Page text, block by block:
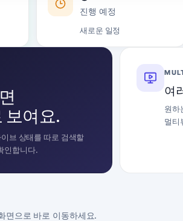
진행 예정
새로운 일정
보여요.
브 상태를 따로 검색할
인합니다.
여
원하
멀티
면으로 바로 이동하세요.